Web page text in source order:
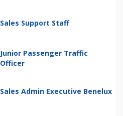
Sales Support Staff
Junior Passenger Traffic
Officer
Sales Admin Executive Benelux